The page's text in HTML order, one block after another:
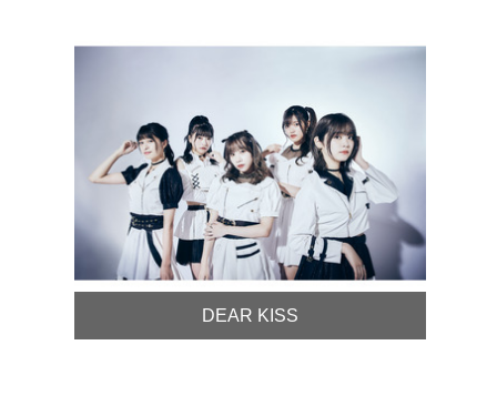
DEAR KISS